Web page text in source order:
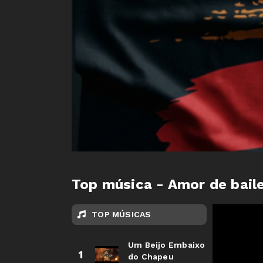
Top música - Amor de
TOP MÚSICAS
1
Um Beijo Embaixo
do Chapeu